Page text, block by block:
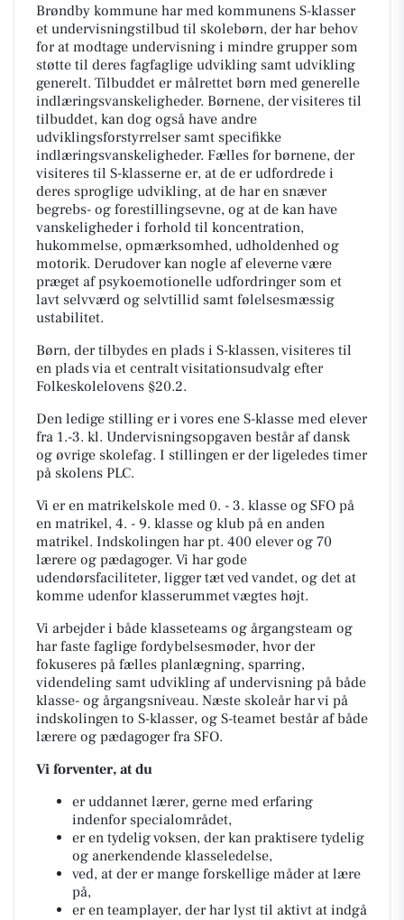
Brøndby kommune har med kommunens S-klasser
et undervisningstilbud til skolebørn, der har behov
for at modtage undervisning i mindre grupper som
støtte til deres fagfaglige udvikling samt udvikling
generelt. Tilbuddet er målrettet børn med generelle
indlæringsvanskeligheder. Børnene, der visiteres til
tilbuddet, kan dog også have andre
udviklingsforstyrrelser samt specifikke
indlæringsvanskeligheder. Fælles for børnene, der
visiteres til S-klasserne er, at de er udfordrede i
deres sproglige udvikling, at de har en snæver
begrebs- og forestillingsevne, og at de kan have
vanskeligheder i forhold til koncentration,
hukommelse, opmærksomhed, udholdenhed og
motorik. Derudover kan nogle af eleverne være
præget af psykoemotionelle udfordringer som et
lavt selvværd og selvtillid samt følelsesmæssig
ustabilitet.
Børn, der tilbydes en plads i S-klassen, visiteres til
en plads via et centralt visitationsudvalg efter
Folkeskolelovens §20.2.
Den ledige stilling er i vores ene S-klasse med elever
fra 1.-3. kl. Undervisningsopgaven består af dansk
og øvrige skolefag. I stillingen er der ligeledes timer
på skolens PLC.
Vi er en matrikelskole med 0. - 3. klasse og SFO på
en matrikel, 4. - 9. klasse og klub på en anden
matrikel. Indskolingen har pt. 400 elever og 70
lærere og pædagoger. Vi har gode
udendørsfaciliteter, ligger tæt ved vandet, og det at
komme udenfor klasserummet vægtes højt.
Vi arbejder i både klasseteams og årgangsteam og
har faste faglige fordybelsesmøder, hvor der
fokuseres på fælles planlægning, sparring,
videndeling samt udvikling af undervisning på både
klasse- og årgangsniveau. Næste skoleår har vi på
indskolingen to S-klasser, og S-teamet består af både
lærere og pædagoger fra SFO.
Vi forventer, at du
er uddannet lærer, gerne med erfaring
indenfor specialområdet,
er en tydelig voksen, der kan praktisere tydelig
og anerkendende klasseledelse,
ved, at der er mange forskellige måder at lære
på,
er en teamplayer, der har lyst til aktivt at indgå